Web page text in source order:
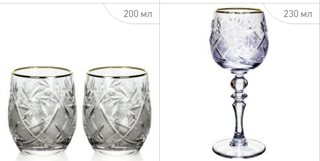
200 мл 230 мл
быстрый просмотр